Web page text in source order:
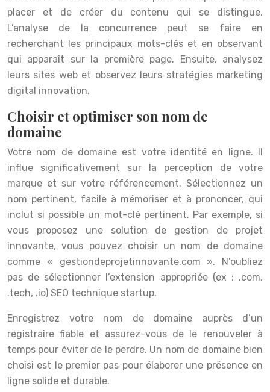
placer et de créer du contenu qui se distingue.
L’analyse de la concurrence peut se faire en
recherchant les principaux mots-clés et en observant
qui apparaît sur la première page. Ensuite, analysez
leurs sites web et observez leurs stratégies marketing
digital innovation.
Choisir et optimiser son nom de
domaine
Votre nom de domaine est votre identité en ligne. Il
influe significativement sur la perception de votre
marque et sur votre référencement. Sélectionnez un
nom pertinent, facile à mémoriser et à prononcer, qui
inclut si possible un mot-clé pertinent. Par exemple, si
vous proposez une solution de gestion de projet
innovante, vous pouvez choisir un nom de domaine
comme « gestiondeprojetinnovante.com ». N’oubliez
pas de sélectionner l’extension appropriée (ex : .com,
.tech, .io) SEO technique startup.
Enregistrez votre nom de domaine auprès d’un
registraire fiable et assurez-vous de le renouveler à
temps pour éviter de le perdre. Un nom de domaine bien
choisi est le premier pas pour élaborer une présence en
ligne solide et durable.